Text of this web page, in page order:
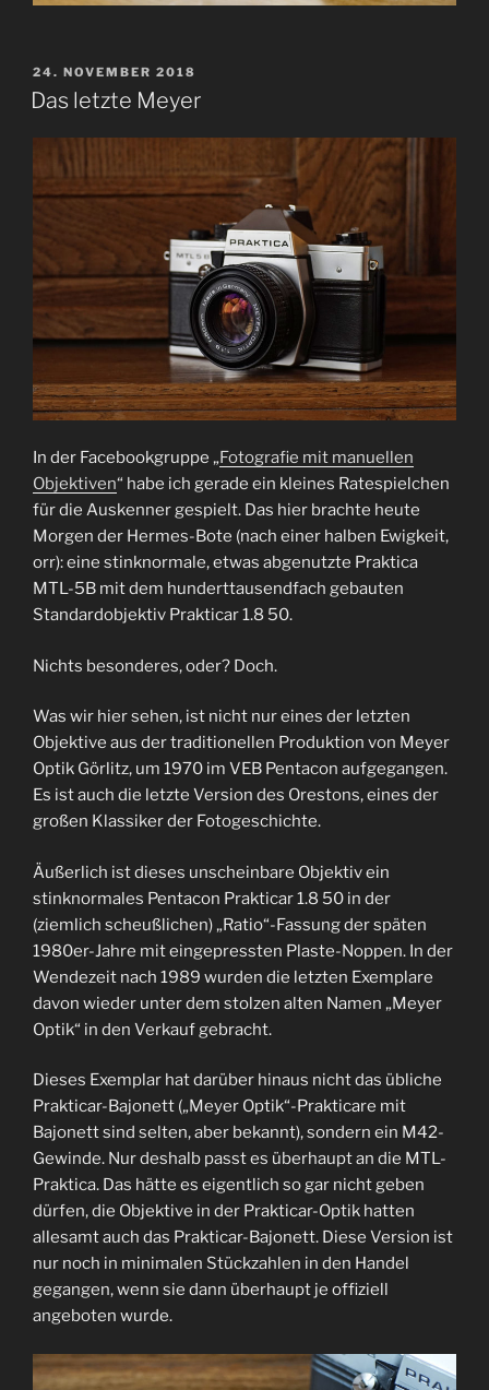
VERÖFFENTLICHT
AM
24. NOVEMBER 2018
Das letzte Meyer
In der Facebookgruppe „Fotografie mit manuellen
Objektiven“ habe ich gerade ein kleines Ratespielchen
für die Auskenner gespielt. Das hier brachte heute
Morgen der Hermes-Bote (nach einer halben Ewigkeit,
orr): eine stinknormale, etwas abgenutzte Praktica
MTL-5B mit dem hunderttausendfach gebauten
Standardobjektiv Prakticar 1.8 50.
Nichts besonderes, oder? Doch.
Was wir hier sehen, ist nicht nur eines der letzten
Objektive aus der traditionellen Produktion von Meyer
Optik Görlitz, um 1970 im VEB Pentacon aufgegangen.
Es ist auch die letzte Version des Orestons, eines der
großen Klassiker der Fotogeschichte.
Äußerlich ist dieses unscheinbare Objektiv ein
stinknormales Pentacon Prakticar 1.8 50 in der
(ziemlich scheußlichen) „Ratio“-Fassung der späten
1980er-Jahre mit eingepressten Plaste-Noppen. In der
Wendezeit nach 1989 wurden die letzten Exemplare
davon wieder unter dem stolzen alten Namen „Meyer
Optik“ in den Verkauf gebracht.
Dieses Exemplar hat darüber hinaus nicht das übliche
Prakticar-Bajonett („Meyer Optik“-Prakticare mit
Bajonett sind selten, aber bekannt), sondern ein M42-
Gewinde. Nur deshalb passt es überhaupt an die MTL-
Praktica. Das hätte es eigentlich so gar nicht geben
dürfen, die Objektive in der Prakticar-Optik hatten
allesamt auch das Prakticar-Bajonett. Diese Version ist
nur noch in minimalen Stückzahlen in den Handel
gegangen, wenn sie dann überhaupt je offiziell
angeboten wurde.